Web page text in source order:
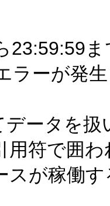
23:59:59
ラーが発
データを扱
用符で囲
スが稼働